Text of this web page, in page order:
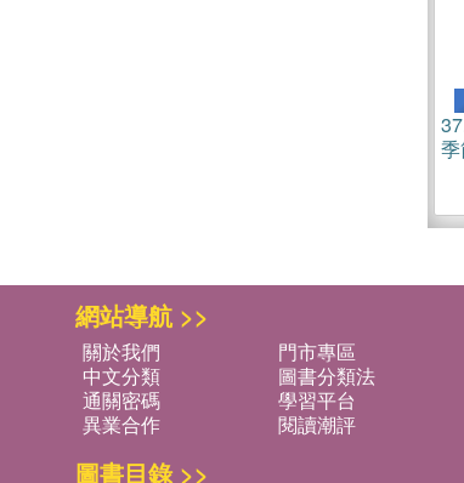
網站導航 >>
關於我們 門市專區
中文分類
圖書分類法
通關密碼
學習平台
異業合作
閱讀潮評
圖書目錄 >>